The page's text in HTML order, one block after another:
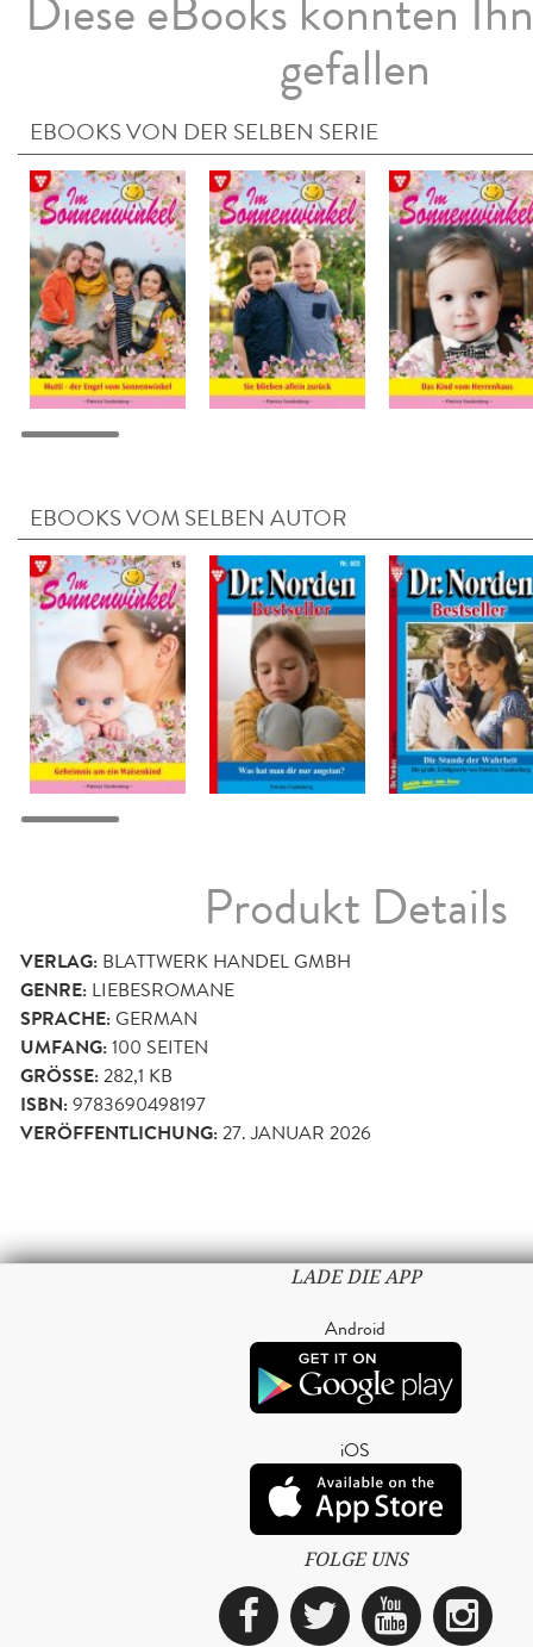
Diese eBooks könnten
gefallen
EBOOKS VON DER SELBEN SERIE
EBOOKS VOM SELBEN AUTOR
Produkt Details
VERLAG: BLATTWERK HANDEL GMBH
GENRE: LIEBESROMANE
SPRACHE:GERMAN
UMFANG:100 SEITEN
GRÖSSE: 282,1 KB
ISBN:9783690498197
VERÖFFENTLICHUNG:27. JANUAR 2026
LADE DIE APP
Android
iOS
FOLGE UNS
Facebook
Twitter